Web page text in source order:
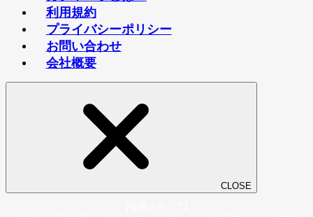
利用規約
プライバシーポリシー
お問い合わせ
会社概要
CLOSE